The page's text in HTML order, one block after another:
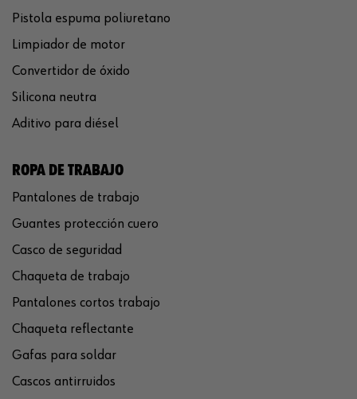
Pistola espuma poliuretano
Limpiador de motor
Convertidor de óxido
Silicona neutra
Aditivo para diésel
ROPA DE TRABAJO
Pantalones de trabajo
Guantes protección cuero
Casco de seguridad
Chaqueta de trabajo
Pantalones cortos trabajo
Chaqueta reflectante
Gafas para soldar
Cascos antirruidos